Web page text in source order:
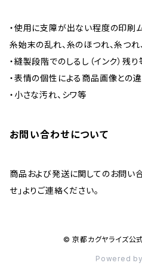
・使用に支障が出ない程度の印刷
糸始末の乱れ、糸のほつれ、糸つ
・縫製段階でのしるし（インク）残り
・表情の個性による商品画像との
・小さな汚れ、シワ等
お問い合わせについて
商品および発送に関してのお問い
せ」よりご連絡ください。
© 京都カグヤライズ公
Powered by